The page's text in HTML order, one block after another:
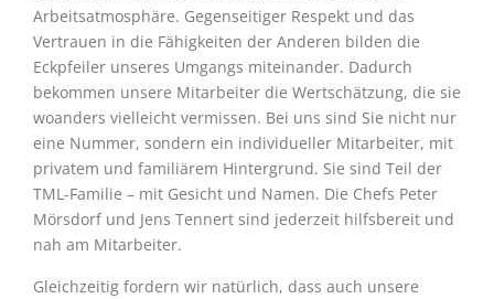
Arbeitsatmosphäre. Gegenseitiger Respekt und das
Vertrauen in die Fähigkeiten der Anderen bilden die
Eckpfeiler unseres Umgangs miteinander. Dadurch
bekommen unsere Mitarbeiter die Wertschätzung, die sie
woanders vielleicht vermissen. Bei uns sind Sie nicht nur
eine Nummer, sondern ein individueller Mitarbeiter, mit
privatem und familiärem Hintergrund. Sie sind Teil der
TML-Familie – mit Gesicht und Namen. Die Chefs Peter
Mörsdorf und Jens Tennert sind jederzeit hilfsbereit und
nah am Mitarbeiter.
Gleichzeitig fordern wir natürlich, dass auch unsere